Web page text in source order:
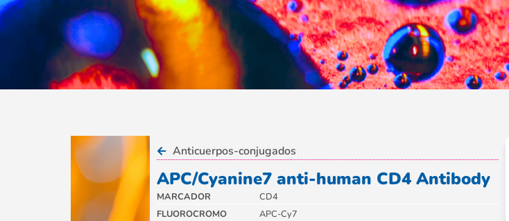
Anticuerpos-conjugados
APC/Cyanine7 anti-human CD4 Antibody
MARCADOR
CD4
FLUOROCROMO
APC-Cy7